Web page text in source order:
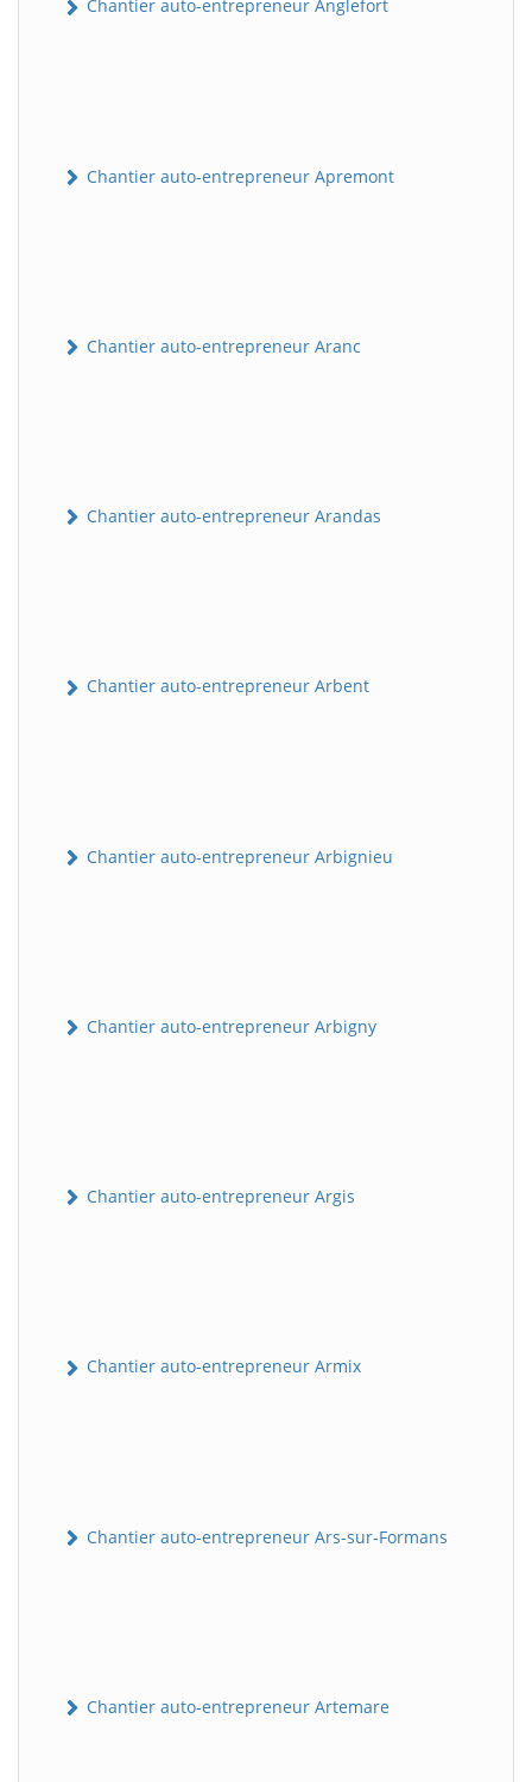
Chantier auto-entrepreneur Anglefort
Chantier auto-entrepreneur Apremont
Chantier auto-entrepreneur Aranc
Chantier auto-entrepreneur Arandas
Chantier auto-entrepreneur Arbent
Chantier auto-entrepreneur Arbignieu
Chantier auto-entrepreneur Arbigny
Chantier auto-entrepreneur Argis
Chantier auto-entrepreneur Armix
Chantier auto-entrepreneur Ars-sur-Formans
Chantier auto-entrepreneur Artemare